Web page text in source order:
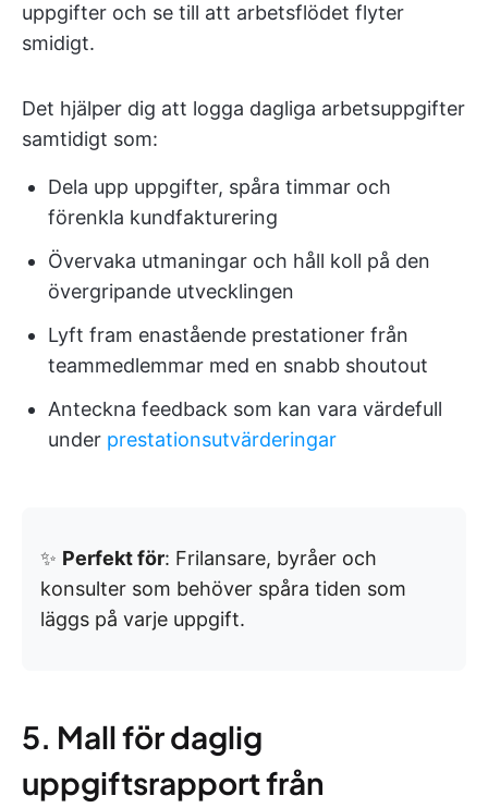
uppgifter och se till att arbetsflödet flyter
smidigt.
Det hjälper dig att logga dagliga arbetsuppgifter
samtidigt som:
Dela upp uppgifter, spåra timmar och
förenkla kundfakturering
Övervaka utmaningar och håll koll på den
övergripande utvecklingen
Lyft fram enastående prestationer från
teammedlemmar med en snabb shoutout
Anteckna feedback som kan vara värdefull
under prestationsutvärderingar
✨ Perfekt för: Frilansare, byråer och
konsulter som behöver spåra tiden som
läggs på varje uppgift.
5. Mall för daglig
uppgiftsrapport från